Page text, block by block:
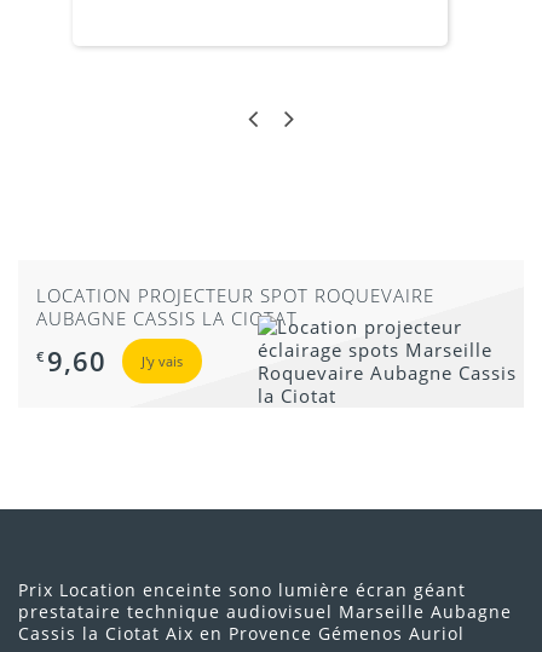
LOCATION PROJECTEUR SPOT ROQUEVAIRE
AUBAGNE CASSIS LA CIOTAT
€ 9,60 J'y vais
Prix Location enceinte sono lumière écran géant
prestataire technique audiovisuel Marseille Aubagne
Cassis la Ciotat Aix en Provence Gémenos Auriol